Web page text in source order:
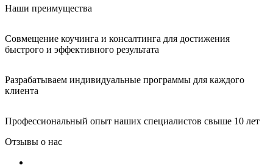
Наши преимущества
Совмещение коучинга и консалтинга для достижения
быстрого и эффективного результата
Разрабатываем индивидуальные программы для каждого
клиента
Профессиональный опыт наших специалистов свыше 10 лет
Отзывы о нас